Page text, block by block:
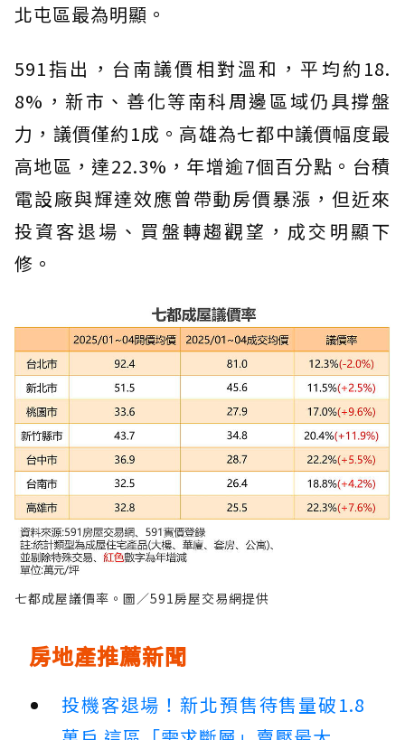
北屯區最為明顯。
591指出，台南議價相對溫和，平均約18.
8%，新市、善化等南科周邊區域仍具撐盤
力，議價僅約1成。高雄為七都中議價幅度最
高地區，達22.3%，年增逾7個百分點。台積
電設廠與輝達效應曾帶動房價暴漲，但近來
投資客退場、買盤轉趨觀望，成交明顯下
修。
七都成屋議價率。圖／591房屋交易網提供
房地產推薦新聞
投機客退場！新北預售待售量破1.8